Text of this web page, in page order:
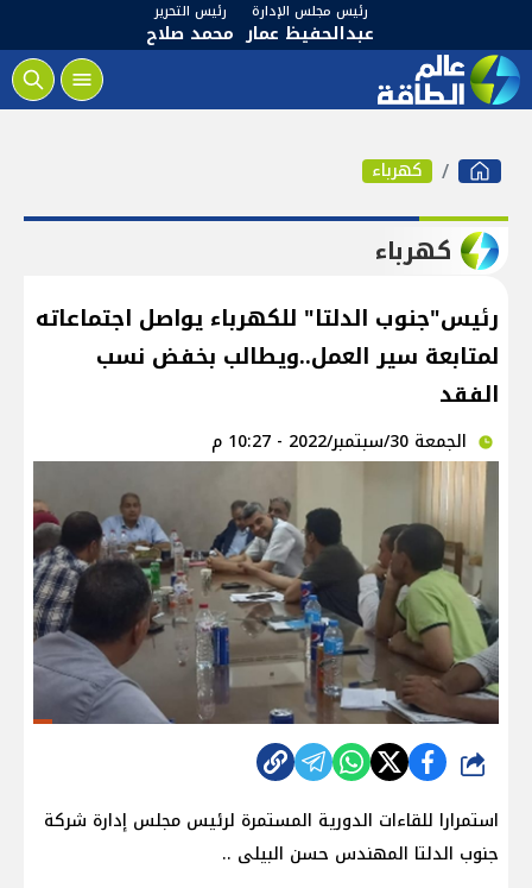
رئيس مجلس الإدارة
عبدالحفيظ عمار
رئيس التحرير
محمد صلاح
كهرباء
كهرباء
رئيس"جنوب الدلتا" للكهرباء يواصل اجتماعاته
لمتابعة سير العمل..ويطالب بخفض نسب
الفقد
الجمعة 30/سبتمبر/2022 - 10:27 م
شارك
استمرارا للقاءات الدورية المستمرة لرئيس مجلس إدارة شركة
جنوب الدلتا المهندس حسن البيلى ..